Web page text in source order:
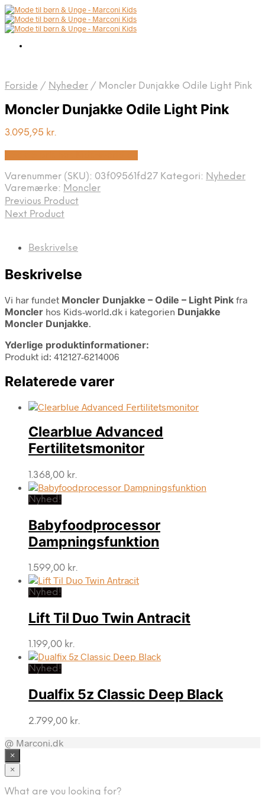
Forside / Nyheder / Moncler Dunjakke Odile Light Pink
Moncler Dunjakke Odile Light Pink
3.095,95 kr.
Varenummer (SKU): 03f09561fd27 Kategori: Nyheder
Varemærke: Moncler
Previous Product
Next Product
Beskrivelse
Beskrivelse
Vi har fundet Moncler Dunjakke – Odile – Light Pink fra
Moncler hos Kids-world.dk i kategorien Dunjakke
Moncler Dunjakke.
Yderlige produktinformationer:
Produkt id: 412127-6214006
Relaterede varer
Clearblue Advanced
Fertilitetsmonitor
1.368,00 kr.
Nyhed!
Babyfoodprocessor
Dampningsfunktion
1.599,00 kr.
Nyhed!
Lift Til Duo Twin Antracit
1.199,00 kr.
Nyhed!
Dualfix 5z Classic Deep Black
2.799,00 kr.
@ Marconi.dk
×
×
What are you looking for?